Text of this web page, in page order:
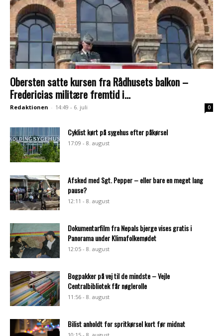
Obersten satte kursen fra Rådhusets balkon –
Fredericias militære fremtid i...
Redaktionen - 14:49 - 6. juli 0
Cyklist kørt på sygehus efter påkørsel
17:09 - 8. august
Afsked med Sgt. Pepper – eller bare en meget lang
pause?
12:11 - 8. august
Dokumentarfilm fra Nepals bjerge vises gratis i
Panorama under Klimafolkemødet
12:05 - 8. august
Bogpakker på vej til de mindste – Vejle
Centralbibliotek får nøglerolle
11:56 - 8. august
Bilist anholdt for spritkørsel kort før midnat